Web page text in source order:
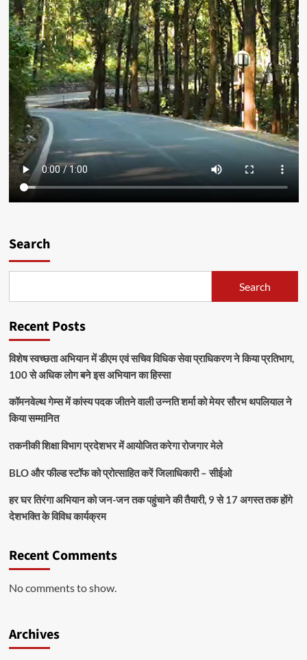
Search
Search
Recent Posts
विशेष स्वच्छता अभियान में डीएम एवं सचिव विधिक सेवा प्राधिकरण ने किया प्रतिभाग,
100 से अधिक लोग बने इस अभियान का हिस्सा
कॉमनवेल्थ गेम्स में कांस्य पदक जीतने वाली उन्नति शर्मा को मेयर सौरभ थपलियाल ने
किया सम्मानित
तकनीकी शिक्षा विभाग प्रदेशभर में आयोजित करेगा रोजगार मेले
BLO और फील्ड स्टॉफ को प्रोत्साहित करें जिलाधिकारी – सीईओ
हर घर तिरंगा अभियान को जन-जन तक पहुंचाने की तैयारी, 9 से 17 अगस्त तक होंगे
देशभक्ति के विविध कार्यक्रम
Recent Comments
No comments to show.
Archives